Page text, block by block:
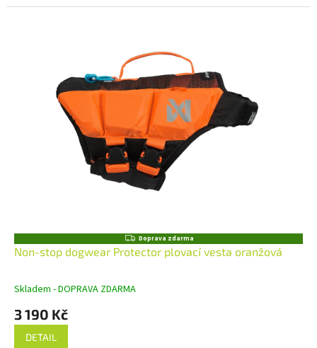
Z
A
A
Doprava zdarma
Non-stop dogwear Protector plovací vesta oranžová
Skladem - DOPRAVA ZDARMA
3 190 Kč
DETAIL